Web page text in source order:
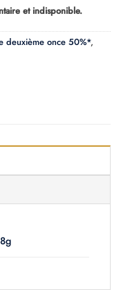
et indisponible.
deuxième once 50%*,